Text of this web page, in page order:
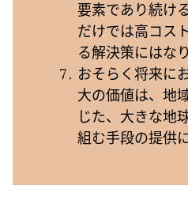
要素であり続け
だけでは高コス
る解決策にはな
おそらく将来に
大の価値は、地
じた、大きな地
組む手段の提供